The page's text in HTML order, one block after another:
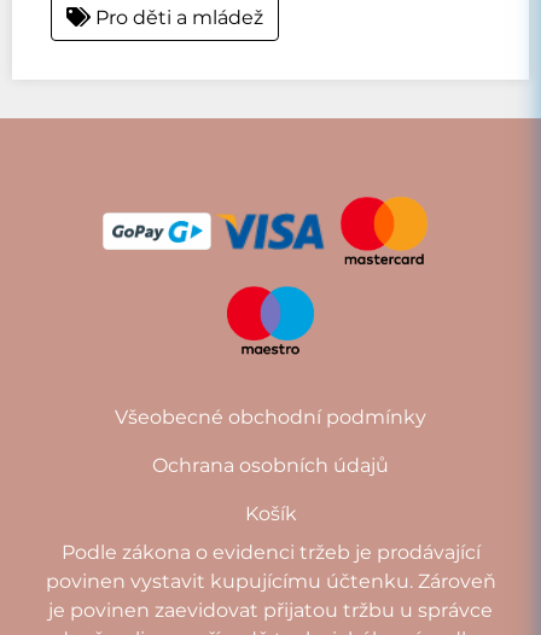
Pro děti a mládež
Všeobecné obchodní podmínky
Ochrana osobních údajů
Košík
Podle zákona o evidenci tržeb je prodávající
povinen vystavit kupujícímu účtenku. Zároveň
je povinen zaevidovat přijatou tržbu u správce